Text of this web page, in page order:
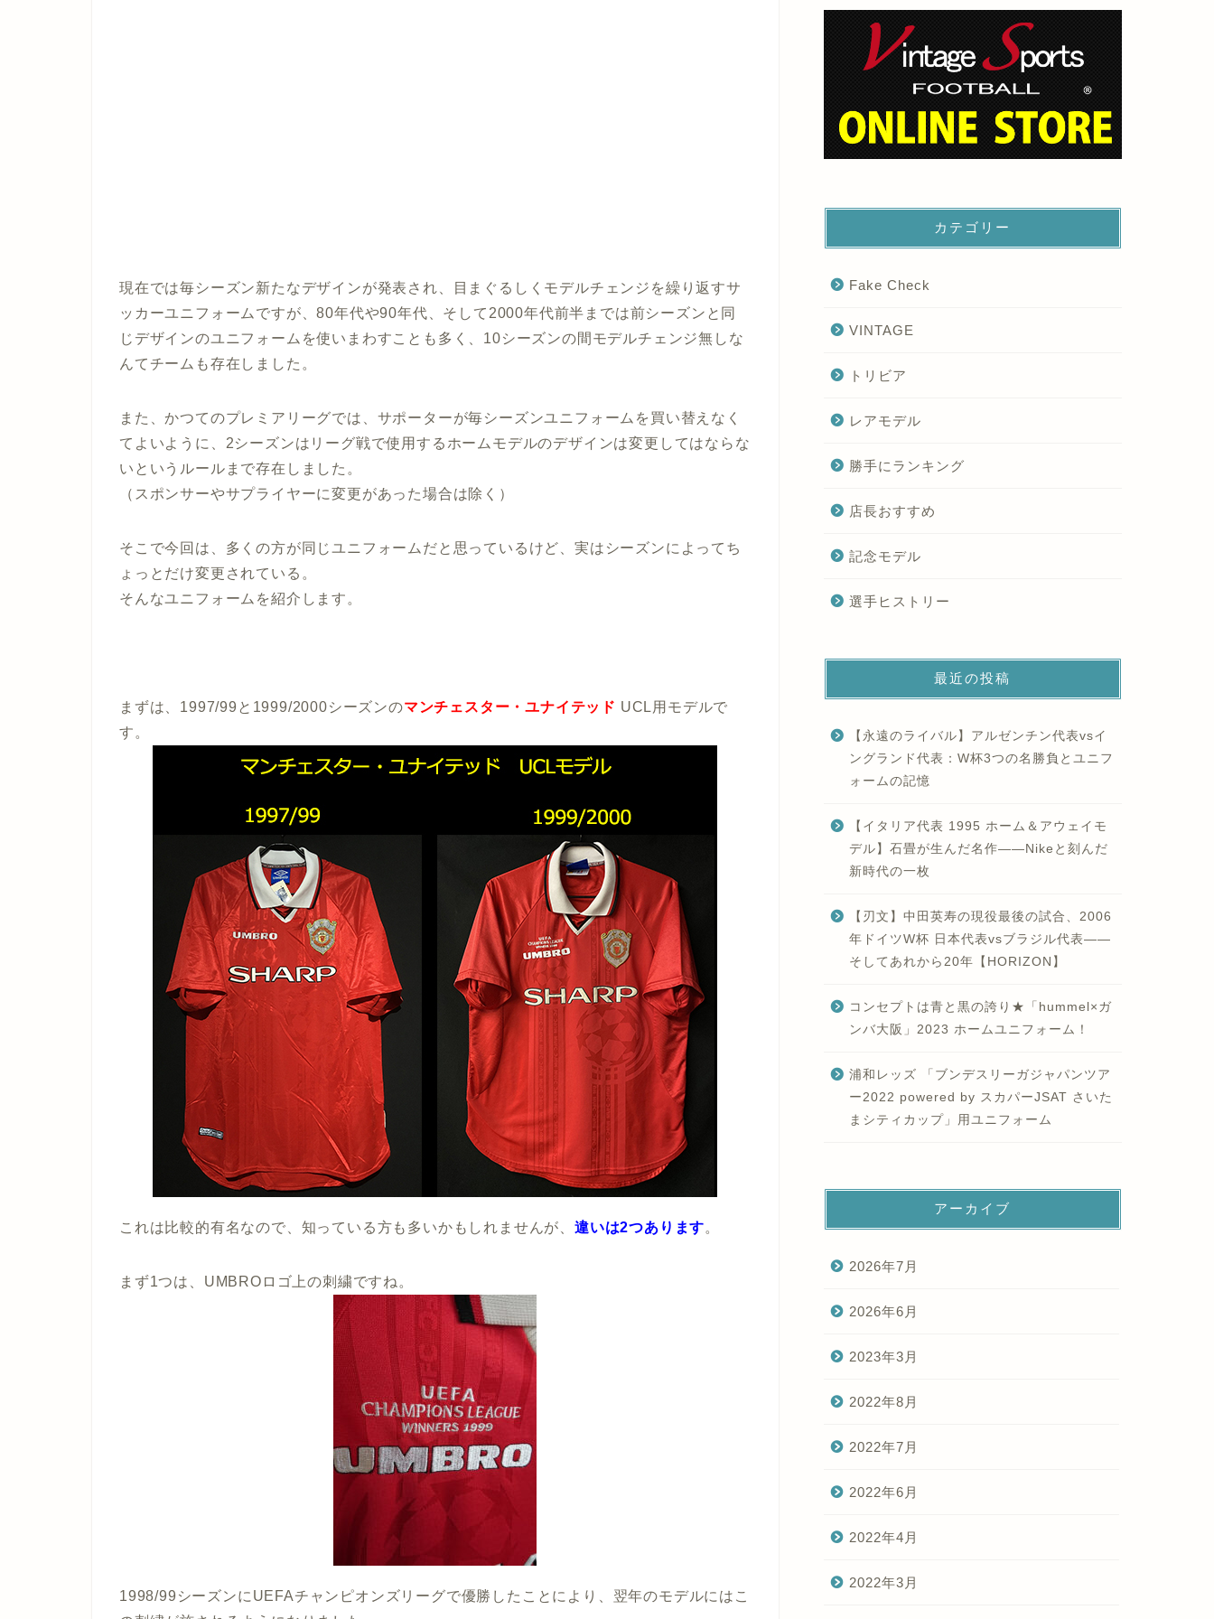
現在では毎シーズン新たなデザインが発表され、目まぐるしくモデルチェンジを繰り返すサ
ッカーユニフォームですが、80年代や90年代、そして2000年代前半までは前シーズンと同
じデザインのユニフォームを使いまわすことも多く、10シーズンの間モデルチェンジ無しな
んてチームも存在しました。
また、かつてのプレミアリーグでは、サポーターが毎シーズンユニフォームを買い替えなく
てよいように、2シーズンはリーグ戦で使用するホームモデルのデザインは変更してはならな
いというルールまで存在しました。
（スポンサーやサプライヤーに変更があった場合は除く）
そこで今回は、多くの方が同じユニフォームだと思っているけど、実はシーズンによってち
ょっとだけ変更されている。
そんなユニフォームを紹介します。
まずは、1997/99と1999/2000シーズンのマンチェスター・ユナイテッド UCL用モデルで
す。
これは比較的有名なので、知っている方も多いかもしれませんが、 違いは2つあります。
まず1つは、UMBROロゴ上の刺繍ですね。
1998/99シーズンにUEFAチャンピオンズリーグで優勝したことにより、翌年のモデルにはこ
カテゴリー
Fake Check
VINTAGE
トリビア
レアモデル
勝手にランキング
店長おすすめ
記念モデル
選手ヒストリー
最近の投稿
【永遠のライバル】アルゼンチン代表vsイ
ングランド代表：W杯3つの名勝負とユニフ
ォームの記憶
【イタリア代表 1995 ホーム＆アウェイモ
デル】石畳が生んだ名作——Nikeと刻んだ
新時代の一枚
【刃文】中田英寿の現役最後の試合、2006
年ドイツW杯 日本代表vsブラジル代表——
そしてあれから20年【HORIZON】
コンセプトは青と黒の誇り★「hummel×ガ
ンバ大阪」2023 ホームユニフォーム！
浦和レッズ 「ブンデスリーガジャパンツア
ー2022 powered by スカパーJSAT さいた
まシティカップ」用ユニフォーム
アーカイブ
2026年7月
2026年6月
2023年3月
2022年8月
2022年7月
2022年6月
2022年4月
2022年3月